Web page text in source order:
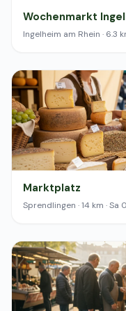
Wochenmarkt
Ingelheim am Rhein · 6.3
Marktplatz
Sprendlingen · 14 km ·